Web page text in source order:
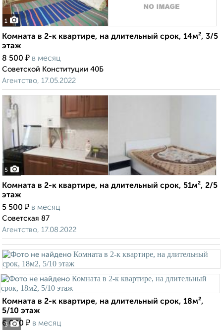
1
Комната в 2-к квартире, на длительный срок, 14м², 3/5
этаж
8 500 ₽ в месяц
Советской Конституции 40Б
Агентство, 17.05.2022
5
Комната в 2-к квартире, на длительный срок, 51м², 2/5
этаж
5 500 ₽ в месяц
Советская 87
Агентство, 17.08.2022
3
Комната в 2-к квартире, на длительный срок, 18м²,
5/10 этаж
6 000 ₽ в месяц